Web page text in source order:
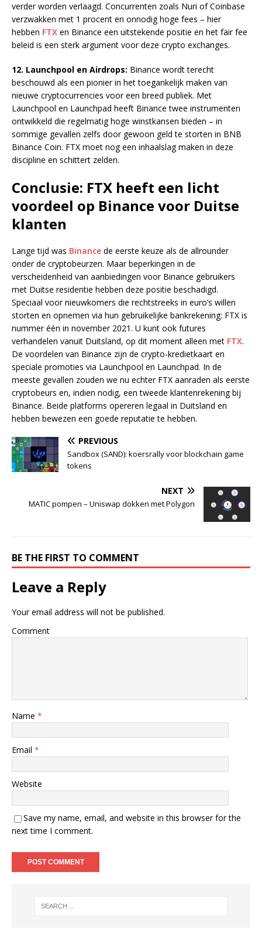
verder worden verlaagd. Concurrenten zoals Nuri of Coinbase
verzwakken met 1 procent en onnodig hoge fees – hier
hebben FTX en Binance een uitstekende positie en het fair fee
beleid is een sterk argument voor deze crypto exchanges.
12. Launchpool en Airdrops: Binance wordt terecht
beschouwd als een pionier in het toegankelijk maken van
nieuwe cryptocurrencies voor een breed publiek. Met
Launchpool en Launchpad heeft Binance twee instrumenten
ontwikkeld die regelmatig hoge winstkansen bieden – in
sommige gevallen zelfs door gewoon geld te storten in BNB
Binance Coin. FTX moet nog een inhaalslag maken in deze
discipline en schittert zelden.
Conclusie: FTX heeft een licht
voordeel op Binance voor Duitse
klanten
Lange tijd was Binance de eerste keuze als de allrounder
onder de cryptobeurzen. Maar beperkingen in de
verscheidenheid van aanbiedingen voor Binance gebruikers
met Duitse residentie hebben deze positie beschadigd.
Speciaal voor nieuwkomers die rechtstreeks in euro’s willen
storten en opnemen via hun gebruikelijke bankrekening: FTX is
nummer één in november 2021. U kunt ook futures
verhandelen vanuit Duitsland, op dit moment alleen met FTX.
De voordelen van Binance zijn de crypto-kredietkaart en
speciale promoties via Launchpool en Launchpad. In de
meeste gevallen zouden we nu echter FTX aanraden als eerste
cryptobeurs en, indien nodig, een tweede klantenrekening bij
Binance. Beide platforms opereren legaal in Duitsland en
hebben bewezen een goede reputatie te hebben.
PREVIOUS
Sandbox (SAND): koersrally voor blockchain game
tokens
NEXT
MATIC pompen – Uniswap dokken met Polygon
BE THE FIRST TO COMMENT
Leave a Reply
Your email address will not be published.
Comment
Name *
Email *
Website
Save my name, email, and website in this browser for the
next time I comment.